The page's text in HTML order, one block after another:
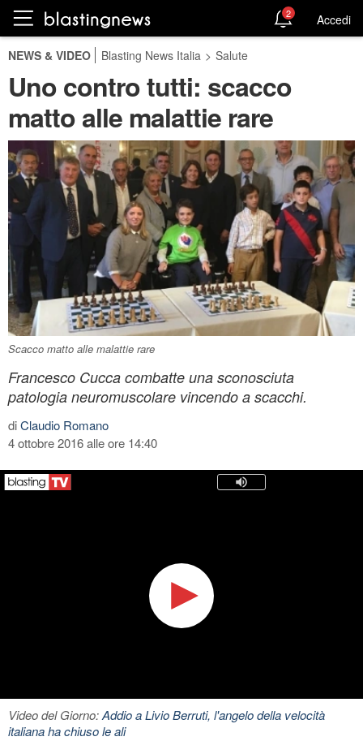
2 Accedi
NEWS & VIDEO Blasting News Italia > Salute
Uno contro tutti: scacco
matto alle malattie rare
Scacco matto alle malattie rare
Francesco Cucca combatte una sconosciuta
patologia neuromuscolare vincendo a scacchi.
diClaudio Romano
4 ottobre 2016 alle ore 14:40
Video del Giorno:Addio a Livio Berruti, l'angelo della velocità
italiana ha chiuso le ali